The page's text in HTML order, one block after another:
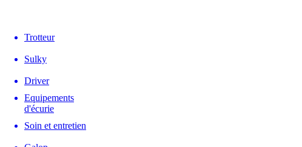
Trotteur
Sulky
Driver
Equipements
d'écurie
Soin et entretien